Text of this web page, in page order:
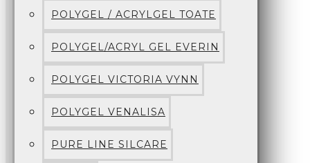
POLYGEL / ACRYLGEL TOATE
POLYGEL/ACRYL GEL EVERIN
POLYGEL VICTORIA VYNN
POLYGEL VENALISA
PURE LINE SILCARE